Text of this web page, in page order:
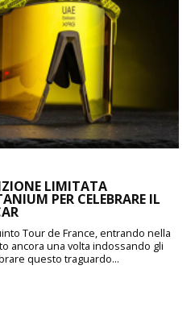
LIMITATA
PER CELEBRARE IL
Tour de France, entrando nella
ancora una volta indossando gli
questo traguardo...